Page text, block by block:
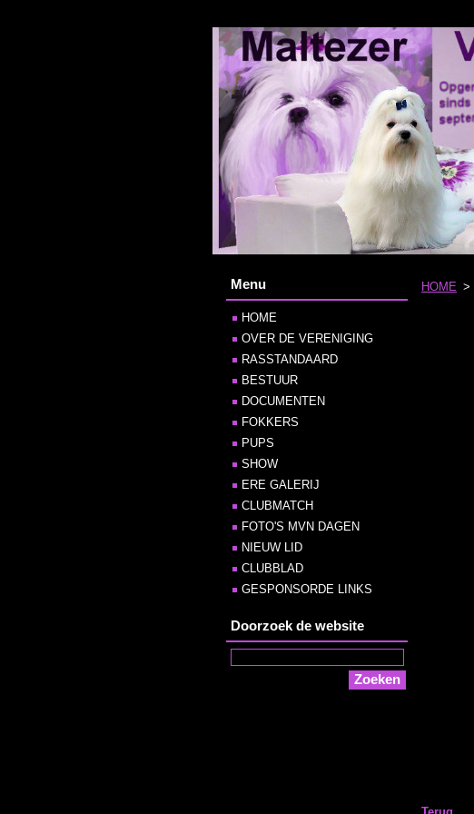
HOME >
Menu
HOME
OVER DE VERENIGING
RASSTANDAARD
BESTUUR
DOCUMENTEN
FOKKERS
PUPS
SHOW
ERE GALERIJ
CLUBMATCH
FOTO'S MVN DAGEN
NIEUW LID
CLUBBLAD
GESPONSORDE LINKS
Doorzoek de website